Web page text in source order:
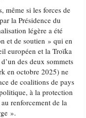
même si les forces de
la Présidence du
légère a été
et de soutien » qui en
européen et la Troïka
des deux sommets
en octobre 2025) ne
de coalitions de pays
à la protection
renforcement de la
».